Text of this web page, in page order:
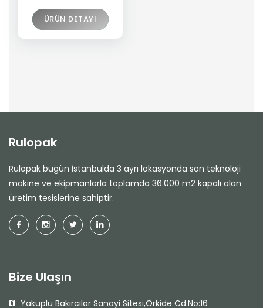
ÜRÜN DETAYI
Rulopak
Rulopak bugün İstanbulda 3 ayrı lokasyonda son teknoloji
makine ve ekipmanlarla toplamda 36.000 m2 kapalı alan
üretim tesislerine sahiptir.
Bize Ulaşın
Yakuplu Bakırcılar Sanayi Sitesi,Orkide Cd.No:16